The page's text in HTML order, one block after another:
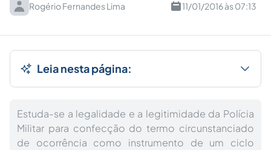
Rogério Fernandes Lima 11/01/2016 às 07:13
Leia nesta página:
Estuda-se a legalidade e a legitimidade da Polícia
Militar para confecção do termo circunstanciado
de ocorrência como instrumento de um ciclo